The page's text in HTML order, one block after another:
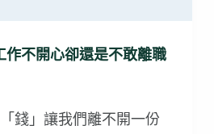
作不開心卻還是不敢離職
錢」讓我們離不開一份